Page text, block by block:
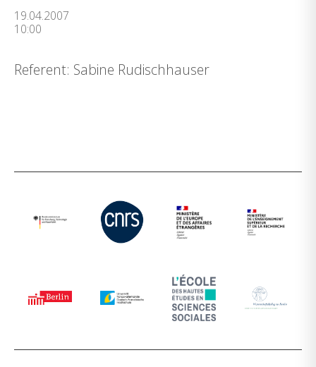
19.04.2007
10:00
Referent: Sabine Rudischhauser